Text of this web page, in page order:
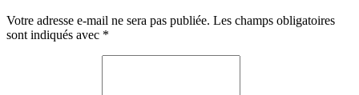
Votre adresse e-mail ne sera pas publiée. Les champs obligatoires
sont indiqués avec *